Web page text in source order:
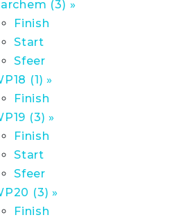
(3) »
Finish
Start
Sfeer
(1) »
Finish
(3) »
Finish
Start
Sfeer
(3) »
Finish